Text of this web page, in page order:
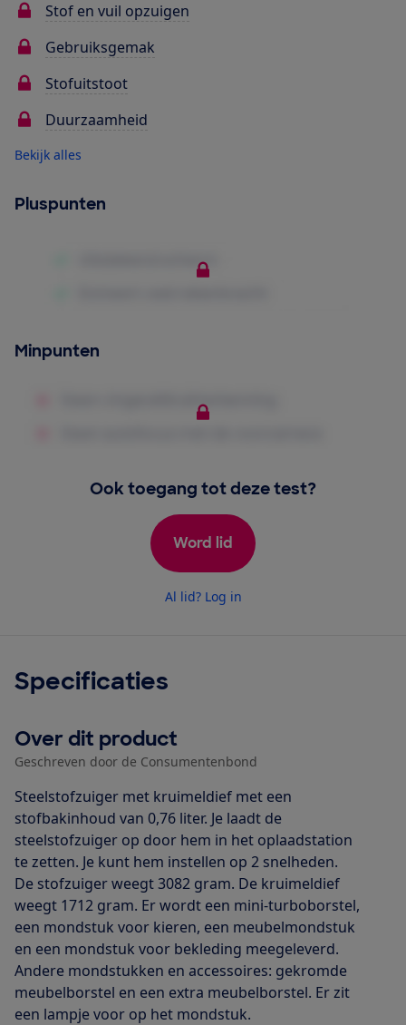
Stof en vuil opzuigen
Gebruiksgemak
Stofuitstoot
Duurzaamheid
Bekijk alles
Pluspunten
Minpunten
Ook toegang tot deze test?
Word lid
Al lid? Log in
Specificaties
Over dit product
Geschreven door de Consumentenbond
Steelstofzuiger met kruimeldief met een
stofbakinhoud van 0,76 liter. Je laadt de
steelstofzuiger op door hem in het oplaadstation
te zetten. Je kunt hem instellen op 2 snelheden.
De stofzuiger weegt 3082 gram. De kruimeldief
weegt 1712 gram. Er wordt een mini-turboborstel,
een mondstuk voor kieren, een meubelmondstuk
en een mondstuk voor bekleding meegeleverd.
Andere mondstukken en accessoires: gekromde
meubelborstel en een extra meubelborstel. Er zit
een lampje voor op het mondstuk.